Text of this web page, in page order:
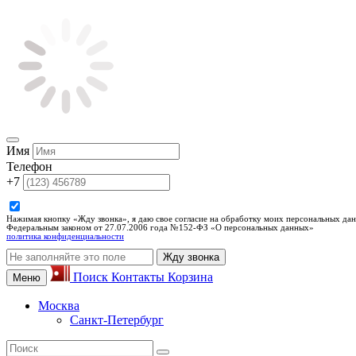
Имя
Телефон
+7
Нажимая кнопку «Жду звонка», я даю свое согласие на обработку моих персональных
Федеральным законом от 27.07.2006 года №152-ФЗ «О персональных данных»
политика конфиденциальности
Жду звонка
Меню
Поиск Контакты Корзина
Москва
Санкт-Петербург